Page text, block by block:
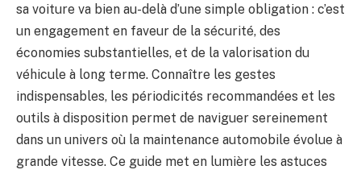
sa voiture va bien au-delà d’une simple obligation : c’est
un engagement en faveur de la sécurité, des
économies substantielles, et de la valorisation du
véhicule à long terme. Connaître les gestes
indispensables, les périodicités recommandées et les
outils à disposition permet de naviguer sereinement
dans un univers où la maintenance automobile évolue à
grande vitesse. Ce guide met en lumière les astuces